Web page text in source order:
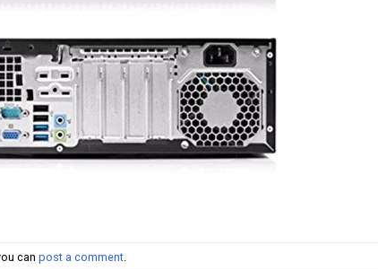
can post a comment